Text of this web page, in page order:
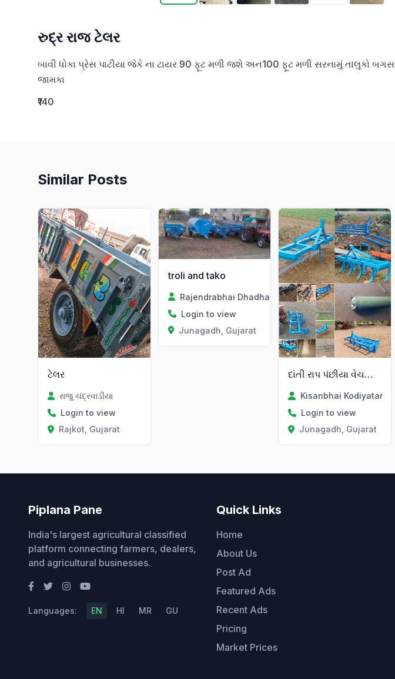
રુદ્ર રાજ ટેલર
બાવી ધોકા પ્રેસ પાટીયા જેકે ના ટાયર 90 ફૂટ મળી જશે અન100 ફૂટ મળી સરનામું તાલુકો
જામકા
₹140
Similar Posts
ટેલર
રાજુ ચંદ્રવાડીયા
Login to view
Rajkot, Gujarat
Verified
troli and tako
Rajendrabhai Dhadhal
Login to view
Junagadh, Gujarat
Verified
દાંતી રાપ પંછીયા વેચવાના છે
Kisanbhai Kodiyatar
Login to view
Junagadh, Gujarat
Piplana Pane
India's largest agricultural classified
platform connecting farmers, dealers,
and agricultural businesses.
Languages: EN HI MR GU
Quick Links
Home
About Us
Post Ad
Featured Ads
Recent Ads
Pricing
Market Prices